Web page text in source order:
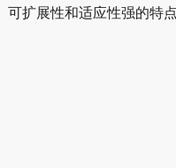
可扩展性和适应性强的特